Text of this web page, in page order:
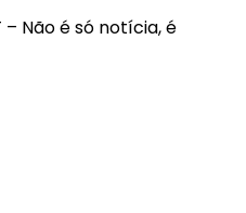
Não é só notícia, é